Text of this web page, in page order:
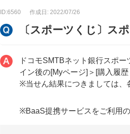
ID:6560 作成日: 2022/07/26
〔スポーツくじ〕ス
ドコモSMTBネット銀行スポ
イン後の[Myページ]＞[購入履
※当せん結果につきましては、
※BaaS提携サービスをご利用